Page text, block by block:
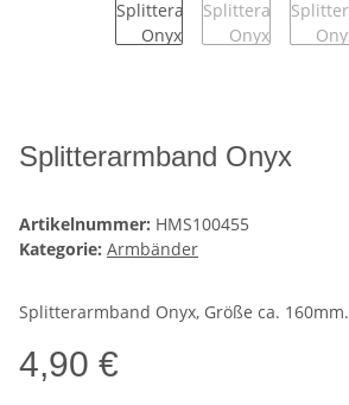
Splitterarmband Onyx
Artikelnummer: HMS100455
Kategorie: Armbänder
Splitterarmband Onyx, Größe ca. 160mm.
4,90 €